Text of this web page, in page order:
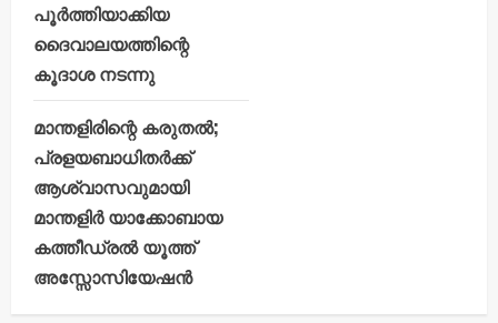
പൂർത്തിയാക്കിയ
ദൈവാലയത്തിന്റെ
കൂദാശ നടന്നു
മാന്തളിരിന്റെ കരുതൽ;
പ്രളയബാധിതർക്ക്
ആശ്വാസവുമായി
മാന്തളിർ യാക്കോബായ
കത്തീഡ്രൽ യൂത്ത്
അസ്സോസിയേഷൻ